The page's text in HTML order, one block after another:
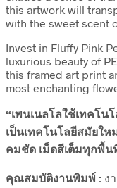
this artwork will
with the sweet scent
Invest in Fluffy Pink
luxurious beauty of
this framed art print
most enchanting
“เพนเนลโลใช้เทคโน
เป็นเทคโนโลยีสมัยใ
คมชัด เม็ดสีเต็มทุกพื้น
คุณสมบัติงานพิมพ์ : ง